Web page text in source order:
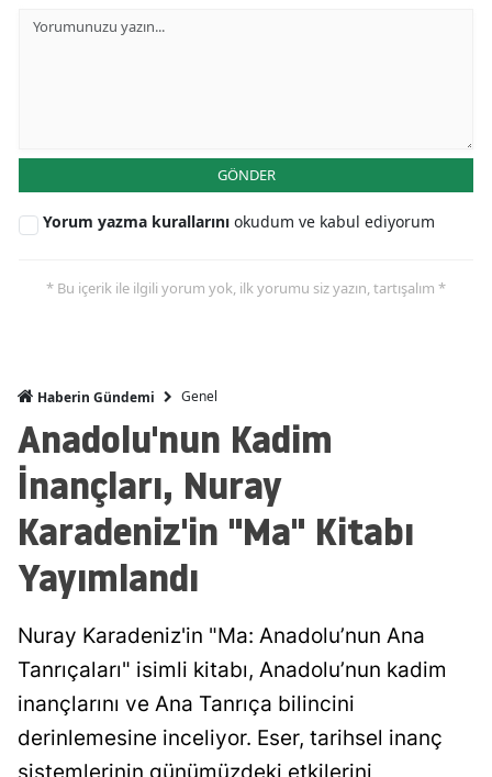
GÖNDER
Yorum yazma kurallarını okudum ve kabul ediyorum
* Bu içerik ile ilgili yorum yok, ilk yorumu siz yazın, tartışalım *
Haberin Gündemi Genel
Anadolu'nun Kadim
İnançları, Nuray
Karadeniz'in "Ma" Kitabı
Yayımlandı
Nuray Karadeniz'in "Ma: Anadolu’nun Ana
Tanrıçaları" isimli kitabı, Anadolu’nun kadim
inançlarını ve Ana Tanrıça bilincini
derinlemesine inceliyor. Eser, tarihsel inanç
sistemlerinin günümüzdeki etkilerini